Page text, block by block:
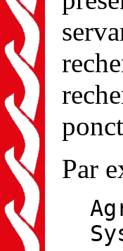
Par